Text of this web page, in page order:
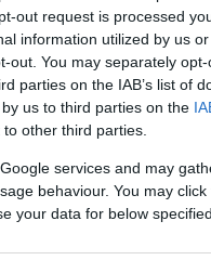
out request is processed
information utilized by us
out. You may separately
parties on the IAB’s list of
us to third parties on the
other third parties.
services and may
behaviour. You may
your data for below
λες και εμείς δεν
κατάχρηση
και με την